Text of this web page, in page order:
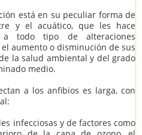
está en su peculiar forma de
y el acuático, que les hace
a todo tipo de alteraciones
aumento o disminución de sus
la salud ambiental y del grado
medio.
a los anfibios es larga, con
infecciosas y de factores como